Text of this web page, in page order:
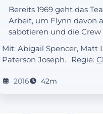
Bereits 1969 geht das
Arbeit, um Flynn davon
sabotieren und die Crew
Mit: Abigail Spencer, Matt
Paterson Joseph.
Regie:
2016 42m